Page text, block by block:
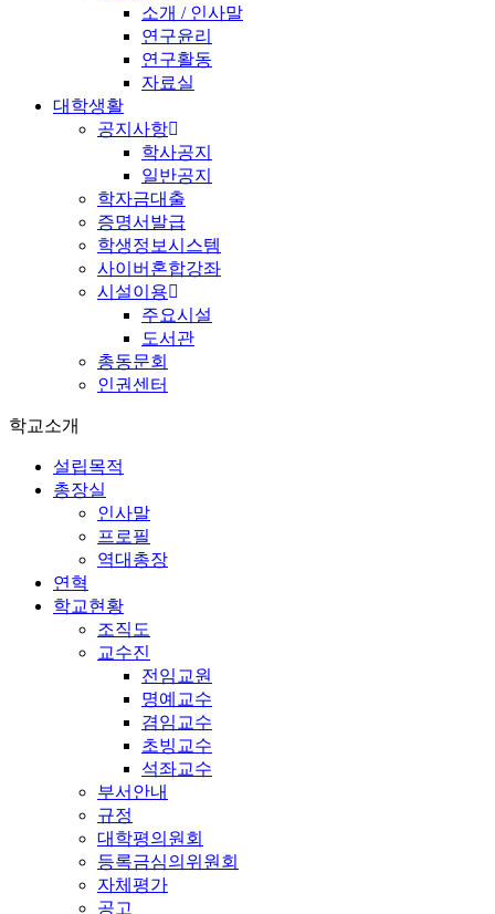
소개 / 인사말
연구윤리
연구활동
자료실
대학생활
공지사항
학사공지
일반공지
학자금대출
증명서발급
학생정보시스템
사이버혼합강좌
시설이용
주요시설
도서관
총동문회
인권센터
학교소개
설립목적
총장실
인사말
프로필
역대총장
연혁
학교현황
조직도
교수진
전임교원
명예교수
겸임교수
초빙교수
석좌교수
부서안내
규정
대학평의원회
등록금심의위원회
자체평가
공고